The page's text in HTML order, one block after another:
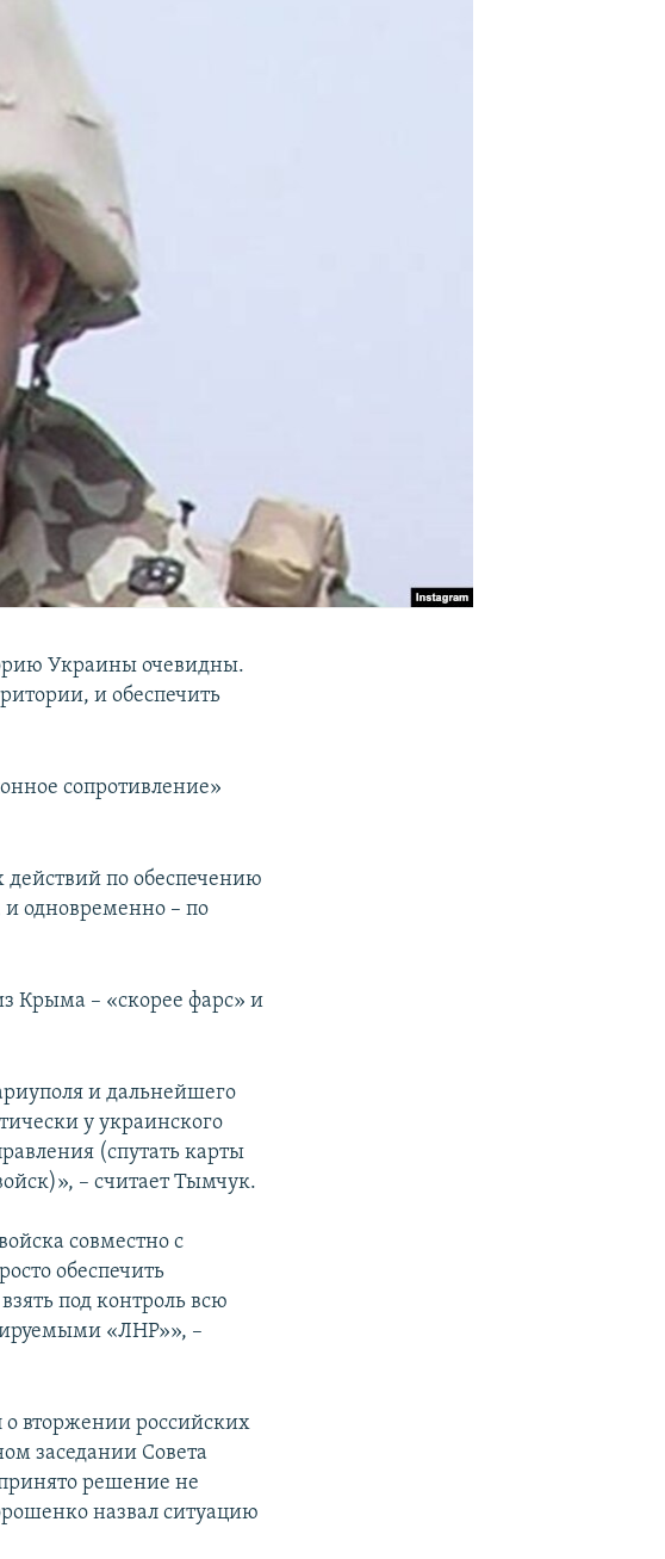
Украины очевидны.
и обеспечить
сопротивление»
по обеспечению
и одновременно – по
Крыма – «скорее фарс» и
и дальнейшего
у украинского
(спутать карты
– считает Тымчук.
совместно с
обеспечить
под контроль всю
«ЛНР»», –
вторжении российских
заседании Совета
решение не
назвал ситуацию